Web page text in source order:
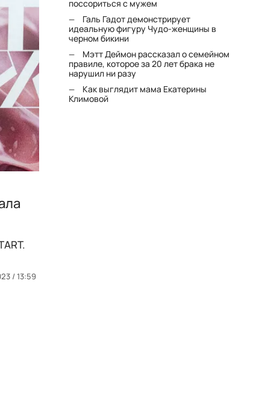
/ 13:59
поссориться с мужем
Галь Гадот демонстрирует
идеальную фигуру Чудо-женщины в
черном бикини
Мэтт Деймон рассказал о семейном
правиле, которое за 20 лет брака не
нарушил ни разу
Как выглядит мама Екатерины
Климовой